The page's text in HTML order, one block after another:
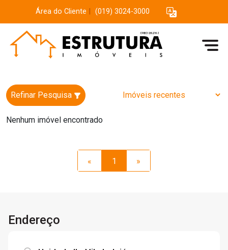
Área do Cliente (019) 3024-3000
Refinar Pesquisa
Nenhum imóvel encontrado
« 1 »
Endereço